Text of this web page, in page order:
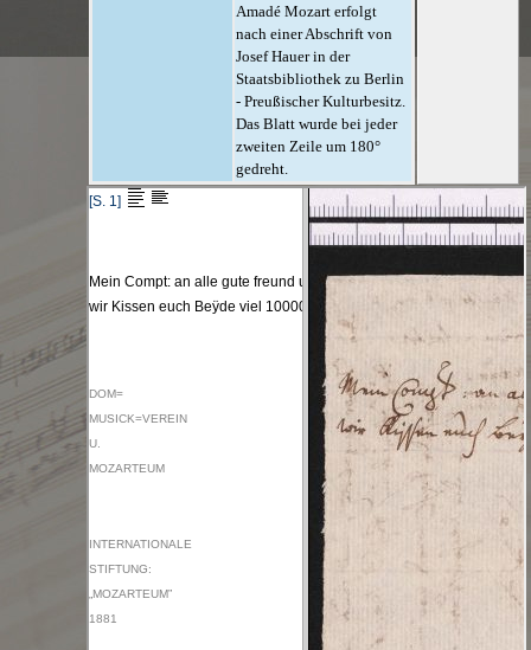
Amadé Mozart erfolgt
nach einer Abschrift von
Josef Hauer in der
Staatsbibliothek zu Berlin
- Preußischer Kulturbesitz.
Das Blatt wurde bei jeder
zweiten Zeile um 180°
gedreht.